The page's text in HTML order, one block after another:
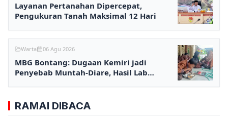
Layanan Pertanahan Dipercepat,
Pengukuran Tanah Maksimal 12 Hari
Warta 06 Agu 2026
MBG Bontang: Dugaan Kemiri jadi
Penyebab Muntah-Diare, Hasil Lab
RAMAI DIBACA